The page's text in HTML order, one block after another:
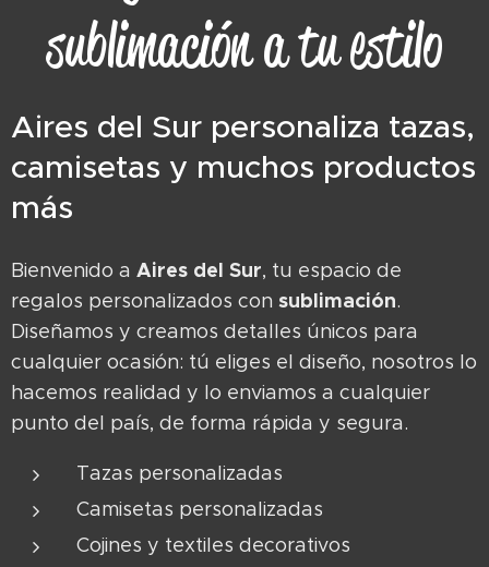
sublimación a tu estilo
Aires del Sur personaliza tazas,
camisetas y muchos productos
más
Bienvenido a Aires del Sur, tu espacio de
regalos personalizados con sublimación.
Diseñamos y creamos detalles únicos para
cualquier ocasión: tú eliges el diseño, nosotros lo
hacemos realidad y lo enviamos a cualquier
punto del país, de forma rápida y segura.
Tazas personalizadas
Camisetas personalizadas
Cojines y textiles decorativos